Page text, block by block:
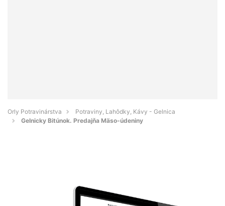
Orly Potravinárstva
Potraviny, Lahôdky, Kávy - Gelnica
Gelnicky Bitúnok. Predajňa Mäso-údeniny